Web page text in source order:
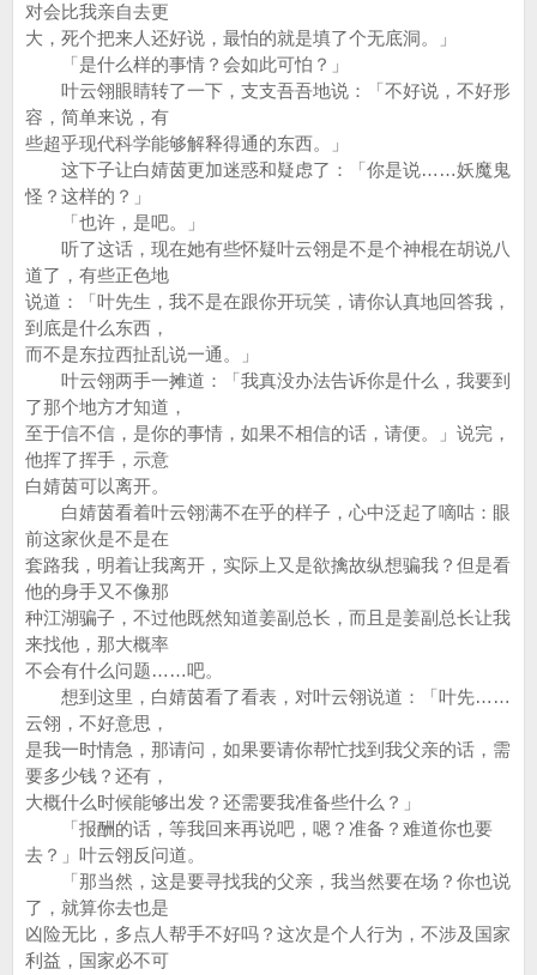
对会比我亲自去更
大，死个把来人还好说，最怕的就是填了个无底洞。」
「是什么样的事情？会如此可怕？」
叶云翎眼睛转了一下，支支吾吾地说：「不好说，不好形
容，简单来说，有
些超乎现代科学能够解释得通的东西。」
这下子让白婧茵更加迷惑和疑虑了：「你是说……妖魔鬼
怪？这样的？」
「也许，是吧。」
听了这话，现在她有些怀疑叶云翎是不是个神棍在胡说八
道了，有些正色地
说道：「叶先生，我不是在跟你开玩笑，请你认真地回答我，
到底是什么东西，
而不是东拉西扯乱说一通。」
叶云翎两手一摊道：「我真没办法告诉你是什么，我要到
了那个地方才知道，
至于信不信，是你的事情，如果不相信的话，请便。」说完，
他挥了挥手，示意
白婧茵可以离开。
白婧茵看着叶云翎满不在乎的样子，心中泛起了嘀咕：眼
前这家伙是不是在
套路我，明着让我离开，实际上又是欲擒故纵想骗我？但是看
他的身手又不像那
种江湖骗子，不过他既然知道姜副总长，而且是姜副总长让我
来找他，那大概率
不会有什么问题……吧。
想到这里，白婧茵看了看表，对叶云翎说道：「叶先……
云翎，不好意思，
是我一时情急，那请问，如果要请你帮忙找到我父亲的话，需
要多少钱？还有，
大概什么时候能够出发？还需要我准备些什么？」
「报酬的话，等我回来再说吧，嗯？准备？难道你也要
去？」叶云翎反问道。
「那当然，这是要寻找我的父亲，我当然要在场？你也说
了，就算你去也是
凶险无比，多点人帮手不好吗？这次是个人行为，不涉及国家
利益，国家必不可